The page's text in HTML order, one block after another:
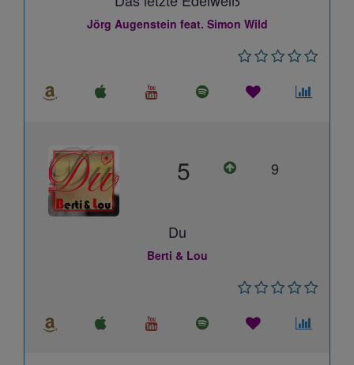
Jörg Augenstein feat. Simon Wild
5 9
Du
Berti & Lou